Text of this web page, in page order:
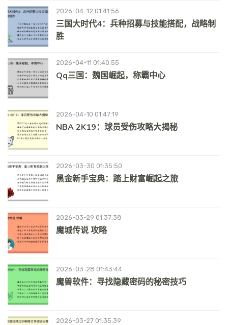
2026-04-12 01:41:56
三国大时代4：兵种招募与技能搭配，战略制
胜
2026-04-11 01:40:55
Qq三国：魏国崛起，称霸中心
2026-04-10 01:47:19
NBA 2K19：球员受伤攻略大揭秘
2026-03-30 01:35:50
黑金新手宝典：踏上财富崛起之旅
2026-03-29 01:37:38
魔城传说 攻略
2026-03-28 01:43:44
魔兽软件：寻找隐藏密码的秘密技巧
2026-03-27 01:35:39